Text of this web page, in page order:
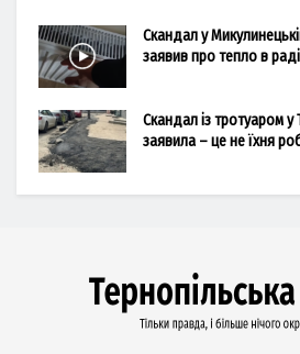
Скандал у
заявив про тепло в
Скандал із тротуаром у
заявила – це не їхня